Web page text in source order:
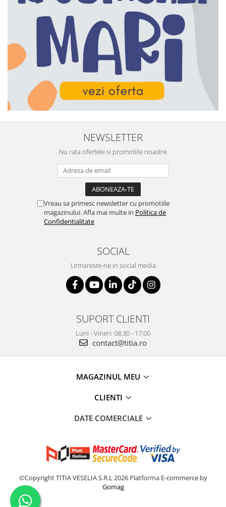
NEWSLETTER
Nu rata ofertele si promotiile noastre
Vreau sa primesc newsletter cu promotiile
magazinului. Afla mai multe in Politica de
Confidentialitate
SOCIAL
Urmareste-ne in social media
SUPORT CLIENTI
Luni - Vineri: 08:30 - 17:00
contact@titia.ro
MAGAZINUL MEU
CLIENTI
DATE COMERCIALE
©Copyright TITIA VESELIA S.R.L 2026 Platforma E-commerce by
Gomag